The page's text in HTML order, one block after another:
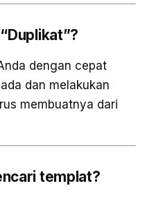
dengan cepat
dan melakukan
membuatnya dari
templat?